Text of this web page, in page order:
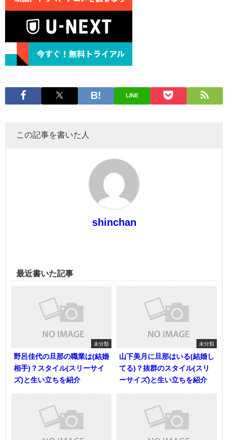
LINE
この記事を書いた人
shinchan
最近書いた記事
未分類
野呂佳代の旦那の職業は(結婚
相手)？スタイル(スリーサイ
ズ)と生い立ちを紹介
未分類
山下美月に旦那はいる(結婚し
てる)？抜群のスタイル(スリ
ーサイズ)と生い立ちを紹介